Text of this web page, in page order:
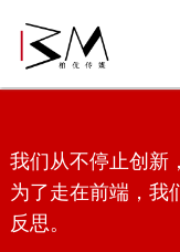
我们从不停止创新
为了走在前端，我
反思。